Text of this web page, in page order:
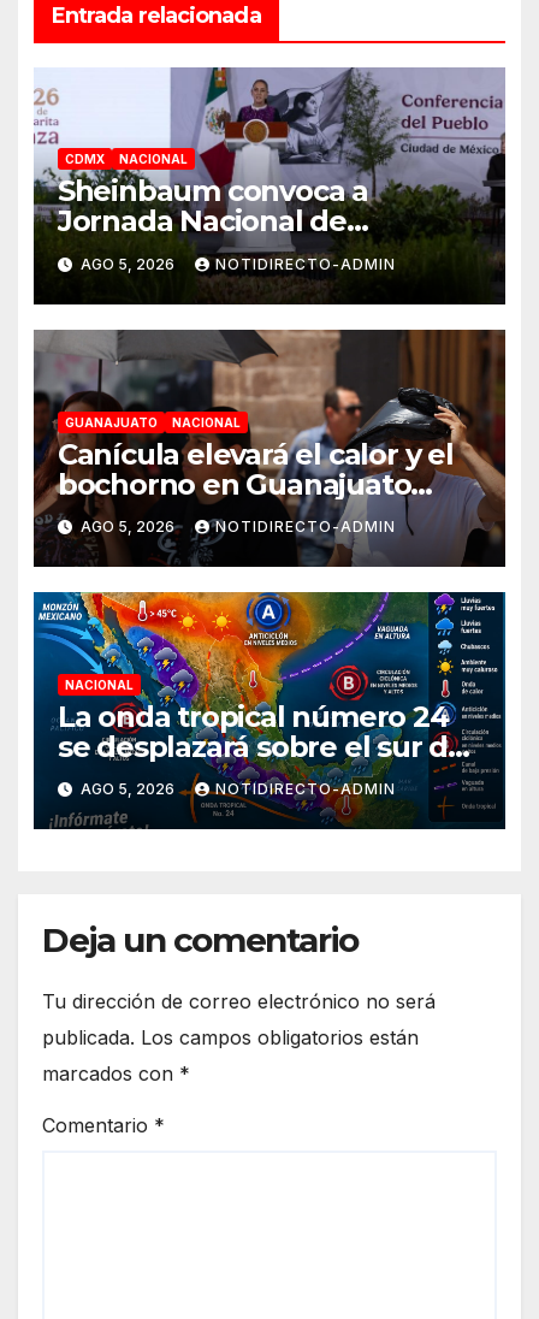
Entrada relacionada
CDMX NACIONAL
Sheinbaum convoca a
Jornada Nacional de
Reforestación el 9 de agosto
AGO 5, 2026 NOTIDIRECTO-ADMIN
GUANAJUATO NACIONAL
Canícula elevará el calor y el
bochorno en Guanajuato
durante agosto
AGO 5, 2026 NOTIDIRECTO-ADMIN
NACIONAL
La onda tropical número 24
se desplazará sobre el sur del
territorio nacional
AGO 5, 2026 NOTIDIRECTO-ADMIN
Deja un comentario
Tu dirección de correo electrónico no será
publicada. Los campos obligatorios están
marcados con *
Comentario *